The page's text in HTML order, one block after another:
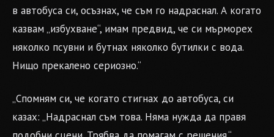
в автобуса си, осъзнах, че съм го надраснал. А когато
казвам „избухване“, имам предвид, че си мърморех
няколко псувни и бутнах няколко бутилки с вода.
Нищо прекалено сериозно.“
„Спомням си, че когато стигнах до автобуса, си
казах: „Надраснал съм това. Няма нужда да правя